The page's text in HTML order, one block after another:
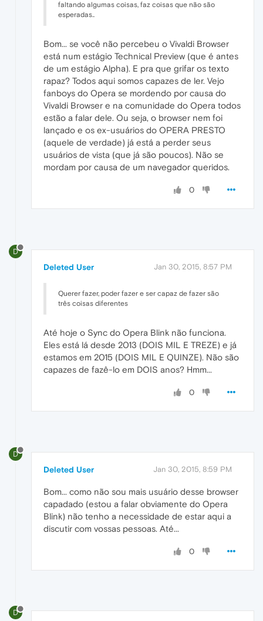
faltando algumas coisas, faz coisas que não são
esperadas..
Bom... se você não percebeu o Vivaldi Browser
está num estágio Technical Preview (que é antes
de um estágio Alpha). E pra que grifar os texto
rapaz? Todos aqui somos capazes de ler. Vejo
fanboys do Opera se mordendo por causa do
Vivaldi Browser e na comunidade do Opera todos
estão a falar dele. Ou seja, o browser nem foi
lançado e os ex-usuários do OPERA PRESTO
(aquele de verdade) já está a perder seus
usuários de vista (que já são poucos). Não se
mordam por causa de um navegador queridos.
0
D
Deleted User Jan 30, 2015, 8:57 PM
Querer fazer, poder fazer e ser capaz de fazer são
três coisas diferentes
Até hoje o Sync do Opera Blink não funciona.
Eles está lá desde 2013 (DOIS MIL E TREZE) e já
estamos em 2015 (DOIS MIL E QUINZE). Não são
capazes de fazê-lo em DOIS anos? Hmm...
0
D
Deleted User Jan 30, 2015, 8:59 PM
Bom... como não sou mais usuário desse browser
capadado (estou a falar obviamente do Opera
Blink) não tenho a necessidade de estar aqui a
discutir com vossas pessoas. Até...
0
D